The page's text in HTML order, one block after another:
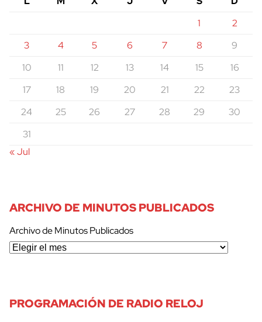
1
2
3
4 5 6 7 8
9
10
11 12 13 14 15
16
17
18 19 20 21 22
23
24
25 26 27 28 29
30
31
« Jul
ARCHIVO DE MINUTOS PUBLICADOS
Archivo de Minutos Publicados
PROGRAMACIÓN DE RADIO RELOJ